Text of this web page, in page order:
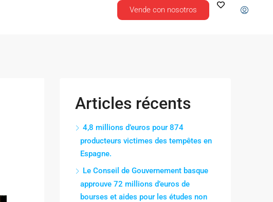
Vende con nosotros
Articles récents
4,8 millions d’euros pour 874
producteurs victimes des tempêtes en
Espagne.
Le Conseil de Gouvernement basque
approuve 72 millions d’euros de
bourses et aides pour les études non